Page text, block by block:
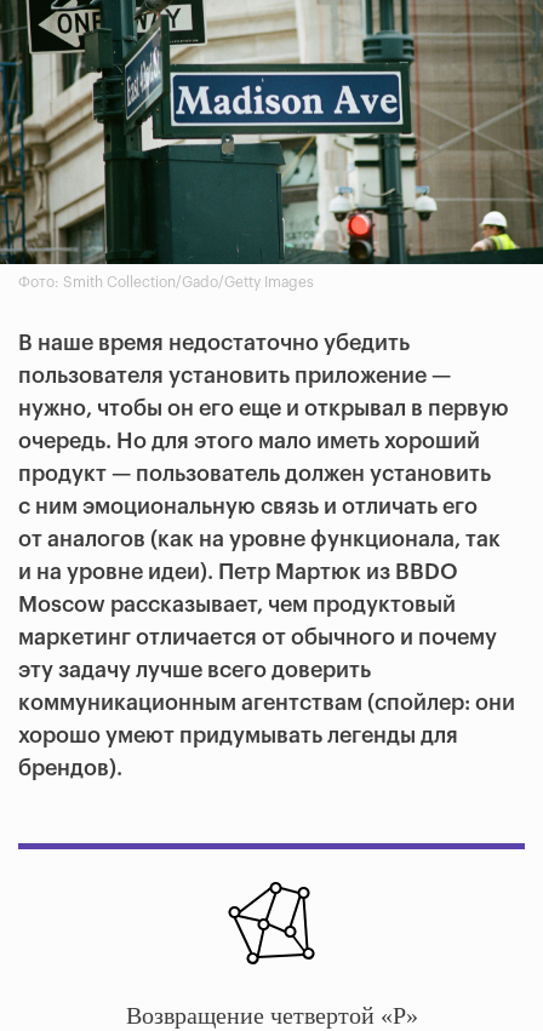
Фото: Smith Collection/Gado/Getty Images
В наше время недостаточно убедить
пользователя установить приложение —
нужно, чтобы он его еще и открывал в первую
очередь. Но для этого мало иметь хороший
продукт — пользователь должен установить
с ним эмоциональную связь и отличать его
от аналогов (как на уровне функционала, так
и на уровне идеи). Петр Мартюк из BBDO
Moscow рассказывает, чем продуктовый
маркетинг отличается от обычного и почему
эту задачу лучше всего доверить
коммуникационным агентствам (спойлер: они
хорошо умеют придумывать легенды для
брендов).
Возвращение четвертой «P»